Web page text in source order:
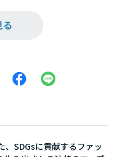
る
SDGsに貢献するファッ